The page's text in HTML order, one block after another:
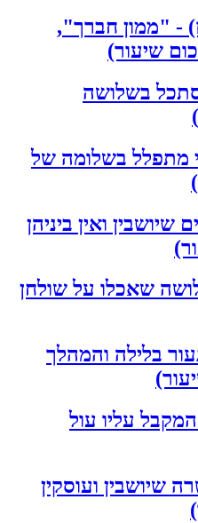
- "ממון חברך",
שיעור)
בשלושה
מתפלל בשלומה של
ואין ביניהן
שאכלו על שולחן
בלילה והמהלך
עליו עול
שיושבין ועוסקין